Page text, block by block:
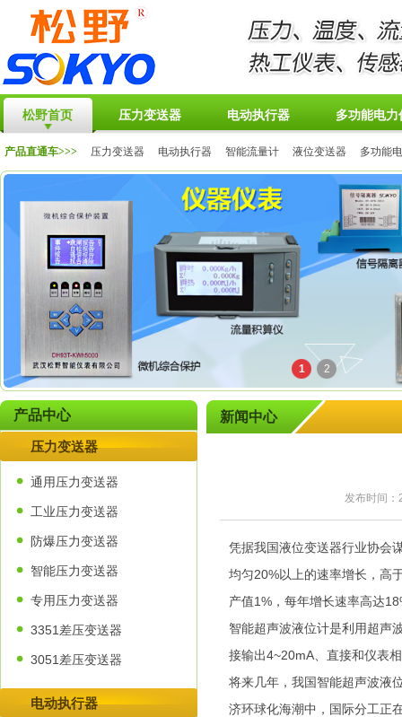
松野首页 压力变送器 电动执行器 多功能电力
产品直通车>>> 压力变送器 电动执行器 智能流量计 液位变送器 多功能
1 2
产品中心
压力变送器
通用压力变送器
工业压力变送器
防爆压力变送器
智能压力变送器
专用压力变送器
3351差压变送器
3051差压变送器
电动执行器
新闻中心
发布时间
凭据我国液位变送器行业协会
均匀20%以上的速率增长，高
产值1%，每年增长速率高达
智能超声波液位计是利用超声
接输出4~20mA、直接和仪表
将来几年，我国智能超声波液
济环球化海潮中，国际分工正